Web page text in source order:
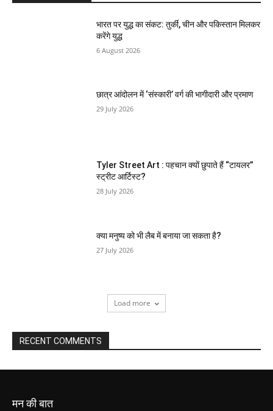
भारत पर युद्ध का संकट: तुर्की, चीन और पकिस्तान मिलकर
करेंगे युद्ध
6 August 2026
छात्र आंदोलन में ‘संस्कारी’ वर्ग की भागीदारी और प्रमाण
29 July 2026
Tyler Street Art : पहचान क्यों छुपाते हैं “टायलर”
स्ट्रीट आर्टिस्ट?
28 July 2026
क्या मनुष्य को भी लैब में बनाया जा सकता है?
27 July 2026
Load more
RECENT COMMENTS
मन की बात